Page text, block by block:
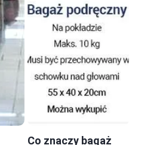
Co znaczy bagaż